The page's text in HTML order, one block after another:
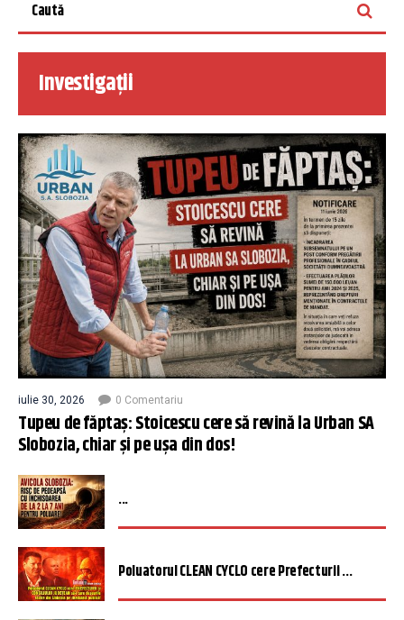
Investigații
iulie 30, 2026 0 Comentariu
Tupeu de făptaș: Stoicescu cere să revină la Urban SA
Slobozia, chiar și pe ușa din dos!
...
Poluatorul CLEAN CYCLO cere Prefecturii ...